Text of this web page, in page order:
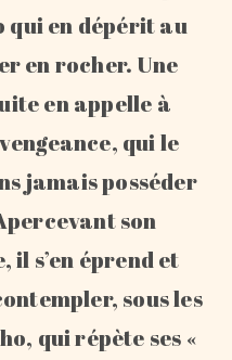
qui en dépérit au
en rocher. Une
en appelle à
qui le
jamais posséder
son
il s’en éprend et
sous les
qui répète ses «